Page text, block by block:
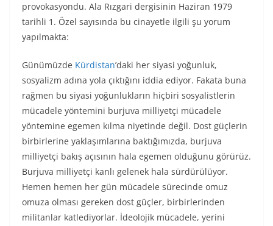
provokasyondu. Ala Rızgari dergisinin Haziran 1979
tarihli 1. Özel sayısında bu cinayetle ilgili şu yorum
yapılmakta:
Günümüzde Kürdistan’daki her siyasi yoğunluk,
sosyalizm adına yola çıktığını iddia ediyor. Fakata buna
rağmen bu siyasi yoğunlukların hiçbiri sosyalistlerin
mücadele yöntemini burjuva milliyetçi mücadele
yöntemine egemen kılma niyetinde değil. Dost güçlerin
birbirlerine yaklaşımlarına baktığımızda, burjuva
milliyetçi bakış açısının hala egemen olduğunu görürüz.
Burjuva milliyetçi kanlı gelenek hala sürdürülüyor.
Hemen hemen her gün mücadele sürecinde omuz
omuza olması gereken dost güçler, birbirlerinden
militanlar katlediyorlar. İdeolojik mücadele, yerini